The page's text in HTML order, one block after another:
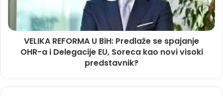
VELIKA REFORMA U BiH: Predlaže se spajanje
OHR-a i Delegacije EU, Soreca kao novi visoki
predstavnik?